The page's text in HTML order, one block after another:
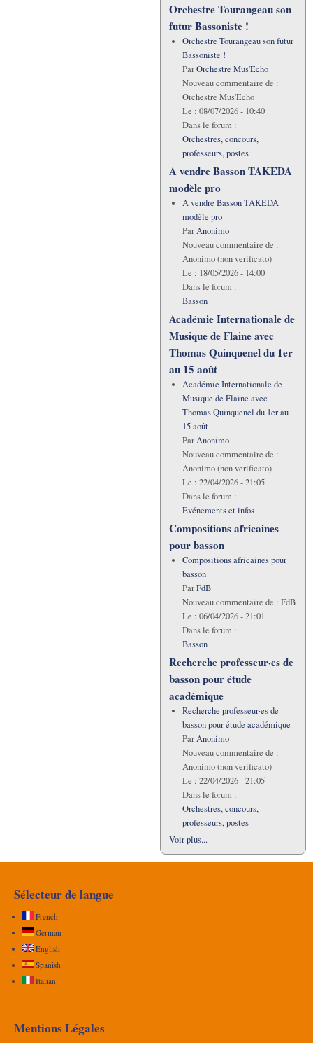
Orchestre Tourangeau son
futur Bassoniste !
Orchestre Tourangeau son futur
Bassoniste !
ParOrchestre Mus'Echo
Nouveau commentaire de :
Orchestre Mus'Echo
Le : 08/07/2026 - 10:40
Dans le forum :
Orchestres, concours,
professeurs, postes
A vendre Basson TAKEDA
modèle pro
A vendre Basson TAKEDA
modèle pro
ParAnonimo
Nouveau commentaire de :
Anonimo (non verificato)
Le : 18/05/2026 - 14:00
Dans le forum :
Basson
Académie Internationale de
Musique de Flaine avec
Thomas Quinquenel du 1er
au 15 août
Académie Internationale de
Musique de Flaine avec
Thomas Quinquenel du 1er au
15 août
ParAnonimo
Nouveau commentaire de :
Anonimo (non verificato)
Le : 22/04/2026 - 21:05
Dans le forum :
Evénements et infos
Compositions africaines
pour basson
Compositions africaines pour
basson
ParFdB
Nouveau commentaire de : FdB
Le : 06/04/2026 - 21:01
Dans le forum :
Basson
Recherche professeur·es de
basson pour étude
académique
Recherche professeur·es de
basson pour étude académique
ParAnonimo
Nouveau commentaire de :
Anonimo (non verificato)
Le : 22/04/2026 - 21:05
Dans le forum :
Orchestres, concours,
professeurs, postes
Voir plus...
Sélecteur de langue
French
German
English
Spanish
Italian
Mentions Légales